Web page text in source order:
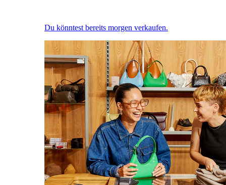
Du könntest bereits morgen verkaufen.